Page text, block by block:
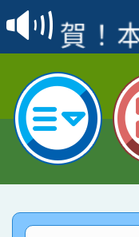
賽 洪
名
賀！
倩參
名 指
賀！
園市
指導
賀！
賽 劉
臺灣
賀！
市賽
賀！